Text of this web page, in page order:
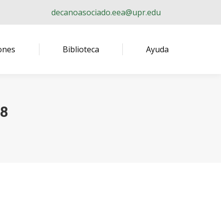
decanoasociado.eea@upr.edu
Biblioteca Ayuda